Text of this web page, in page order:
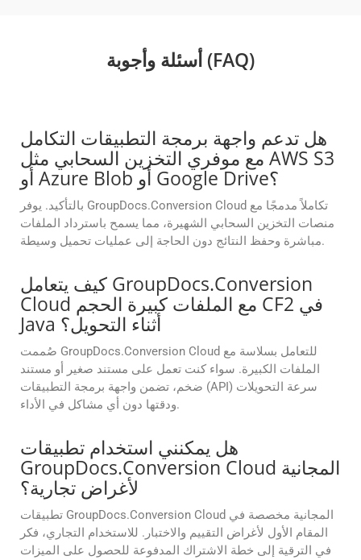
أسئلة وأجوبة (FAQ)
هل تدعم واجهة برمجة التطبيقات التكامل
مع موفري التخزين السحابي مثل AWS S3
أو Azure Blob أو Google Drive؟
بالتأكيد. يوفر GroupDocs.Conversion Cloud تكاملاً مدمجًا مع
منصات التخزين السحابي الشهيرة، مما يسمح باسترداد الملفات
مباشرة وحفظ النتائج دون الحاجة إلى عمليات تحميل وسيطة.
كيف يتعامل GroupDocs.Conversion
Cloud مع الملفات كبيرة الحجم CF2 في
Java أثناء التحويل؟
صُممت GroupDocs.Conversion Cloud للتعامل بسلاسة مع
الملفات الكبيرة. سواء كنت تعمل على مستند صغير أو مستند
ضخم، تضمن واجهة برمجة التطبيقات (API) سرعة التحويلات
ودقتها دون أي مشاكل في الأداء.
هل يمكنني استخدام تطبيقات
GroupDocs.Conversion Cloud المجانية
لأغراض تجارية؟
تطبيقات GroupDocs.Conversion Cloud المجانية مخصصة في
المقام الأول لأغراض التقييم والاختبار. للاستخدام التجاري، فكر
في الترقية إلى خطة الاشتراك المدفوعة للحصول على الميزات